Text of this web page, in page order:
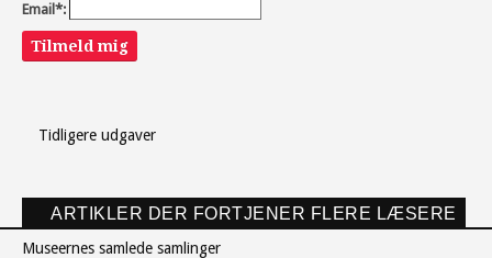
Email*:
Tilmeld mig
Tidligere udgaver
ARTIKLER DER FORTJENER FLERE LÆSERE
Museernes samlede samlinger